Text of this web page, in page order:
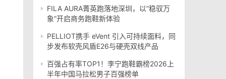
FILA AURA菁英跑落地深圳，以“稳驭万
象”开启商务跑鞋新体验
PELLIOT携手 eVent 引入可持续面料，同
步发布软壳风盾E26与硬壳双线产品
百强占有率TOP1！李宁跑鞋霸榜2026上
半年中国马拉松男子百强榜单